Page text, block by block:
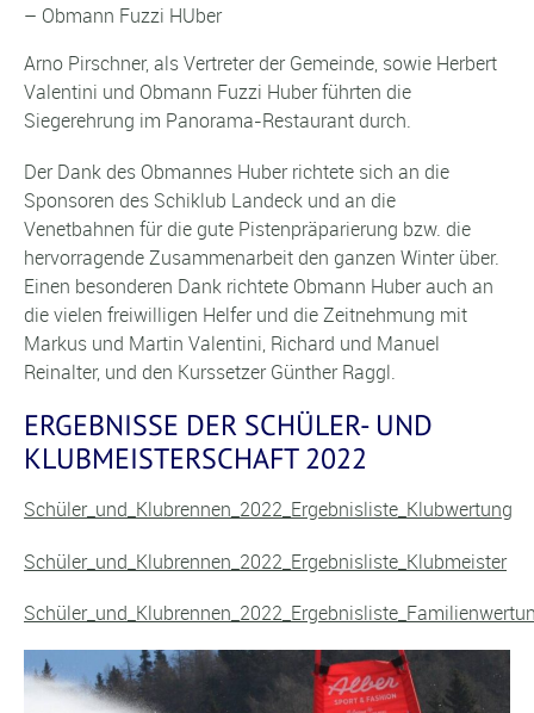
– Obmann Fuzzi HUber
Arno Pirschner, als Vertreter der Gemeinde, sowie Herbert
Valentini und Obmann Fuzzi Huber führten die
Siegerehrung im Panorama-Restaurant durch.
Der Dank des Obmannes Huber richtete sich an die
Sponsoren des Schiklub Landeck und an die
Venetbahnen für die gute Pistenpräparierung bzw. die
hervorragende Zusammenarbeit den ganzen Winter über.
Einen besonderen Dank richtete Obmann Huber auch an
die vielen freiwilligen Helfer und die Zeitnehmung mit
Markus und Martin Valentini, Richard und Manuel
Reinalter, und den Kurssetzer Günther Raggl.
ERGEBNISSE DER SCHÜLER- UND
KLUBMEISTERSCHAFT 2022
Schüler_und_Klubrennen_2022_Ergebnisliste_Klubwertung
Schüler_und_Klubrennen_2022_Ergebnisliste_Klubmeister